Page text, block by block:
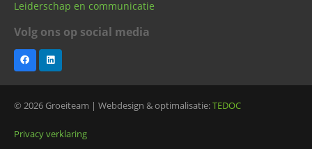
Leiderschap en communicatie
Volg ons op social media
© 2026 Groeiteam | Webdesign & optimalisatie:TEDOC
Privacy verklaring